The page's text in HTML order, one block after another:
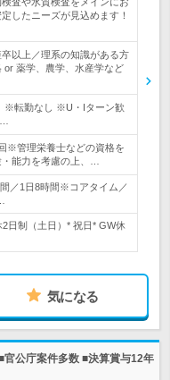
したニーズが見込めます！
以上／理系の知識がある方
薬学、農学、水産学など
※転勤なし ※U・Iターン歓
※管理栄養士などの資格を
能力を考慮の上、…
／1日8時間※コアタイム／
制（土日）* 祝日* GW休
気になる
官公庁案件多数 ■決算賞与12年